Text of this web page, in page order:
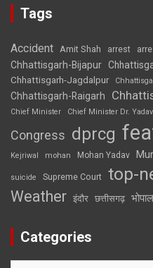
Tags
Accident Amit Shah arrest
Chhattisgarh-Bijapur
Chhattisgarh-Jagdalpur
Chhattisgarh-Raigarh
Chief Minister
Chief Minister Dr. Yadav
Congress dprcg
Kejriwal mohan Mohan Yadav
suicide Supreme Court top-
Weather इंदौर छत्तीसगढ़ भोपाल
Categories